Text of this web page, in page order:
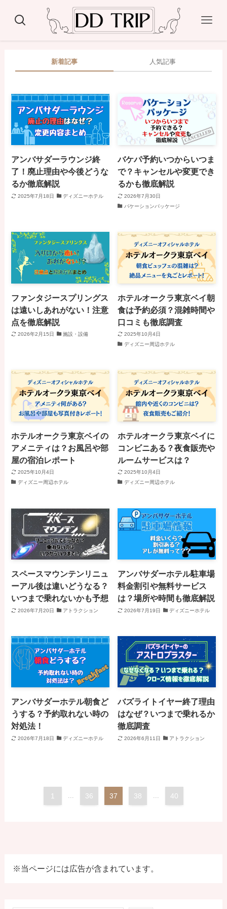
新着記事 人気記事
アンバサダーラウンジ終
了！廃止理由や今後どうな
るか徹底解説
2025年7月18日 ディズニーホテル
バケパ予約いつからいつま
で？キャンセルや変更でき
るかも徹底解説
2026年7月30日
バケーションパッケージ
ファンタジースプリングス
は遠いしあれがない！注意
点を徹底解説
2026年2月15日 施設・設備
ホテルオークラ東京ベイ朝
食は予約必須？混雑時間や
口コミも徹底調査
2025年10月4日
ディズニー周辺ホテル
ホテルオークラ東京ベイの
アメニティは？お風呂や部
屋の宿泊レポート
2025年10月4日
ディズニー周辺ホテル
ホテルオークラ東京ベイに
コンビニある？夜食販売や
ルームサービスは？
2025年10月4日
ディズニー周辺ホテル
スペースマウンテンリニュ
ーアル後は違いどうなる？
いつまで乗れないかも予想
2026年7月20日 アトラクション
アンバサダーホテル駐車場
料金割引や無料サービス
は？場所や時間も徹底解説
2026年7月19日 ディズニーホテル
アンバサダーホテル朝食ど
うする？予約取れない時の
対処法！
2026年7月18日 ディズニーホテル
バズライトイヤー終了理由
はなぜ？いつまで乗れるか
徹底調査
2026年6月11日 アトラクション
1 ... 36 37 38 ... 40
※当ページには広告が含まれています。